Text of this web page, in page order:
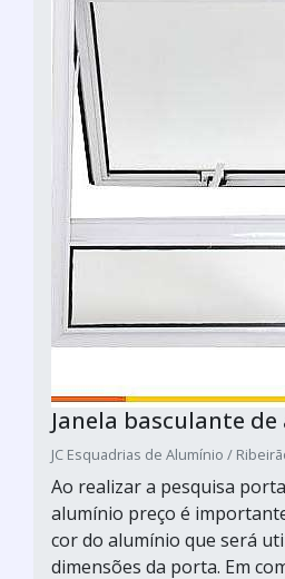
Janela basculante
JC Esquadrias de Alumínio /
Ao realizar a pesquisa
alumínio preço é
cor do alumínio que será
dimensões da porta. Em